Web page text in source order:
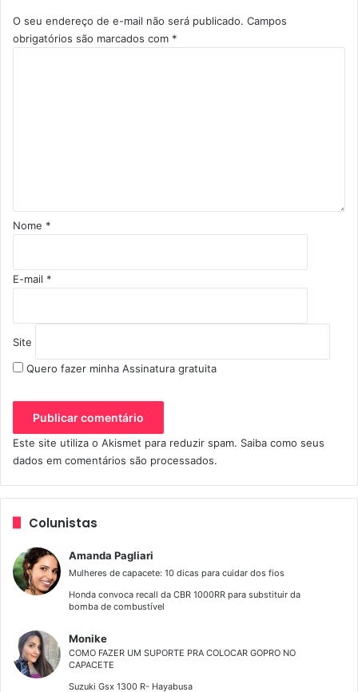
O seu endereço de e-mail não será publicado. Campos
obrigatórios são marcados com *
o
*
Nome *
E-mail *
Site
Quero fazer minha Assinatura gratuita
Este site utiliza o Akismet para reduzir spam. Saiba como seus
dados em comentários são processados.
Colunistas
Amanda Pagliari
Mulheres de capacete: 10 dicas para cuidar dos fios
Honda convoca recall da CBR 1000RR para substituir da
bomba de combustível
Monike
COMO FAZER UM SUPORTE PRA COLOCAR GOPRO NO
CAPACETE
Suzuki Gsx 1300 R- Hayabusa